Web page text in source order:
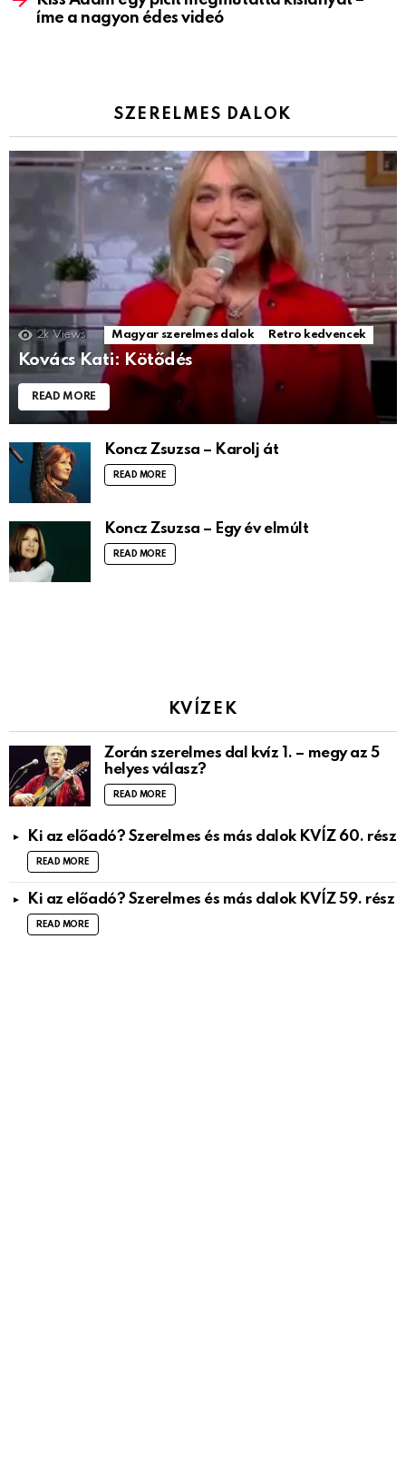
íme a nagyon édes videó
SZERELMES DALOK
2k Views Magyar szerelmes dalok Retro kedvencek
Kovács Kati: Kötődés
READ MORE
Koncz Zsuzsa – Karolj át
READ MORE
Koncz Zsuzsa – Egy év elmúlt
READ MORE
KVÍZEK
Zorán szerelmes dal kvíz 1. – megy az 5
helyes válasz?
READ MORE
Ki az előadó? Szerelmes és más dalok KVÍZ 60. rész
READ MORE
Ki az előadó? Szerelmes és más dalok KVÍZ 59. rész
READ MORE